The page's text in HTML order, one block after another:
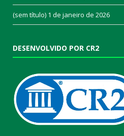
(sem título) 1 de janeiro de 2026
DESENVOLVIDO POR CR2